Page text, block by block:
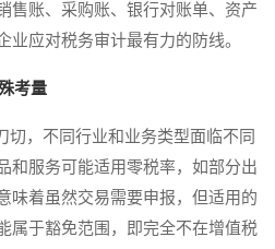
售账、采购账、银行对账单、资产
业应对税务审计最有力的防线。
考量
，不同行业和业务类型面临不同
和服务可能适用零税率，如部分出
味着虽然交易需要申报，但适用的
属于豁免范围，即完全不在增值税